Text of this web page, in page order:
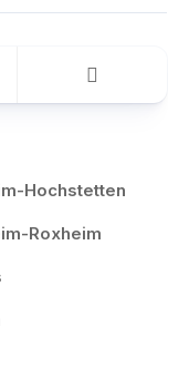
Hochstetten
Roxheim